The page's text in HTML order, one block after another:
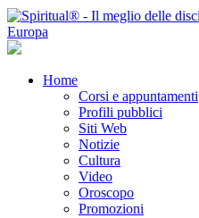
Home
Corsi e appuntamenti
Profili pubblici
Siti Web
Notizie
Cultura
Video
Oroscopo
Promozioni